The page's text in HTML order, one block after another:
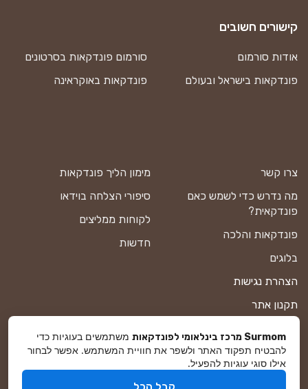
צרו קשר
מה נדרש כדי לשמש כאם
פונדקאית?
פונדקאות והלכה
בלוגים
הצהרת נגישות
תקנון אתר
מפת אתר
מימון הליך פונדקאות
סיפורי הצלחה בוידאו
לקוחות ממליצים
חדשות
קישורים חשובים
אודות סורמום
סורמום פונדקאות בסרטונים
פונדקאות בישראל ובעולם
פונדקאות באוקראינה
Surmom מרכז בינלאומי לפונדקאות
משתמשים בעוגיות כדי
להבטיח תפקוד האתר ולשפר את חוויית המשתמש. אפשר לבחור
אילו סוגי עוגיות להפעיל.